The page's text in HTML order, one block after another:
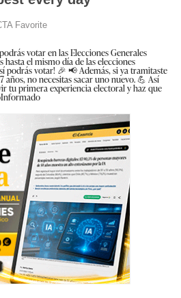
votar en las Elecciones Generales
el mismo día de las elecciones
podrás votar! 🎉 📢 Además, si ya tramitaste
años, no necesitas sacar uno nuevo. 💪 Así
tu primera experiencia electoral y haz que